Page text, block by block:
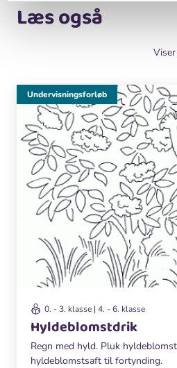
Læs også
Viser
0. - 3. klasse | 4. - 6. klasse
Hyldeblomstdrik
Regn med hyld. Pluk
hyldeblomstsaft til fortynding.
Undervisningsforløb